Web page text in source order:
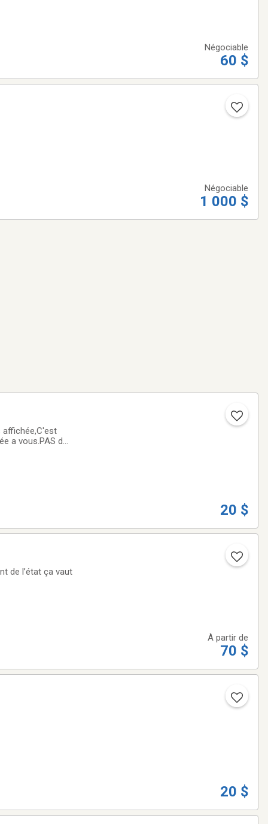
Négociable
60 $
Négociable
1 000 $
a vous.PAS de
20 $
de l’état ça vaut
À partir de
70 $
20 $